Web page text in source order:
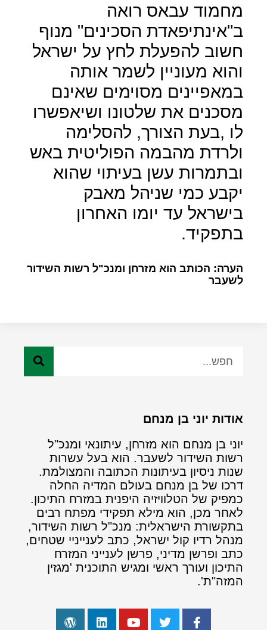
מחמוד עבאס רואה
ב"אינתיפאדת הסכינים" מנוף
חשוב להפעלת לחץ על ישראל
והוא מעוניין לשמר אותה
במאפיינים מסוימים שאינם
מסכנים את שלטונו ושיאפשרו
לו ,בעת הצורך, להסלימה
ולרדת מהבמה הפוליטית באש
ובתמרות עשן בעיתוי שהוא
יקבע כמי שניהל מאבק
בישראל עד יומו האחרון
בתפקיד.
הערה: הכותב הוא מזרחן ומנכ"ל רשות השידור
לשעבר
אודות יוני בן מנחם
יוני בן מנחם הוא מזרחן, עיתונאי ומנכ"ל
רשות השידור לשעבר. הוא בעל עשרות
שנות ניסיון בעיתונות הכתובה והמצולמת.
דרכו של בן מנחם בעולם המדיה החלה
כמפיק של הטלוויזיה היפנית במזרח התיכון.
לאחר מכן, הוא מילא תפקידי מפתח רבים
בתקשורת הישראלית: מנכ"ל רשות השידור,
מנהל רדיו קול ישראל, כתב לענייניי שטחים,
כתב ופרשן מדיני, פרשן לענייני המזרח
התיכון ועורך ראשי ומגיש התוכנית 'מגזין
המזה"ת'.